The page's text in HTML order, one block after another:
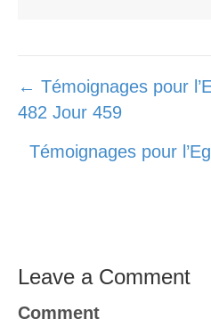
Posts
← Témoignages pour
482 Jour 459
Témoignages pour
Leave a Comment
Comment